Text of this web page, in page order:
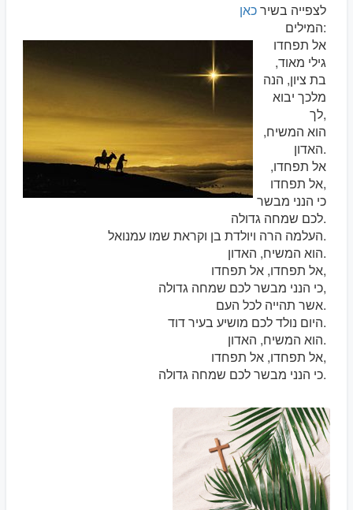
לצפייה בשירכאן
המילים:
אל תפחדו
גילי מאוד,
בת ציון, הנה
מלכך יבוא
לך,
הוא המשיח,
האדון.
אל תפחדו,
אל תפחדו,
כי הנני מבשר
לכם שמחה גדולה.
העלמה הרה ויולדת בן וקראת שמו עמנואל.
הוא המשיח, האדון.
אל תפחדו, אל תפחדו,
כי הנני מבשר לכם שמחה גדולה,
אשר תהייה לכל העם.
היום נולד לכם מושיע בעיר דוד.
הוא המשיח, האדון.
אל תפחדו, אל תפחדו,
כי הנני מבשר לכם שמחה גדולה.